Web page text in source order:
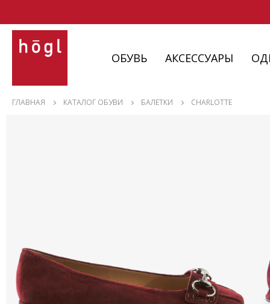
ОБУВЬ АКСЕССУАРЫ
ГЛАВНАЯ КАТАЛОГ ОБУВИ БАЛЕТКИ CHARLOTTE